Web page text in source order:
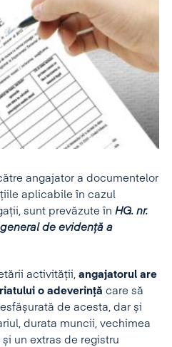
angajator a documentelor
aplicabile în cazul
sunt prevăzute în HG. nr.
de evidență a
activității, angajatorul are
o adeverință care să
de acesta, dar și
durata muncii, vechimea
un extras de registru